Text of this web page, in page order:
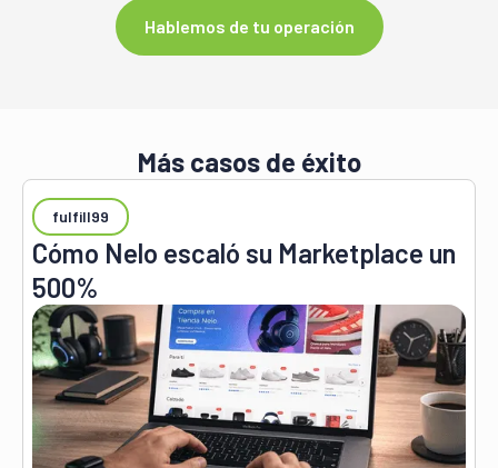
Hablemos de tu operación
Más casos de éxito
fulfill99
Cómo Nelo escaló su Marketplace un
500%